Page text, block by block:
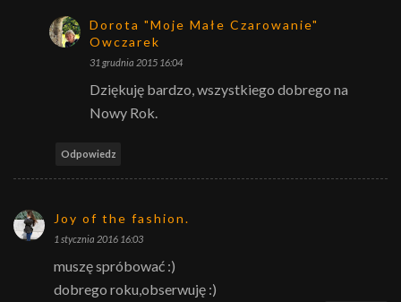
Dorota "Moje Małe Czarowanie"
Owczarek
31 grudnia 2015 16:04
Dziękuję bardzo, wszystkiego dobrego na
Nowy Rok.
Odpowiedz
Joy of the fashion.
1 stycznia 2016 16:03
muszę spróbować :)
dobrego roku,obserwuję :)